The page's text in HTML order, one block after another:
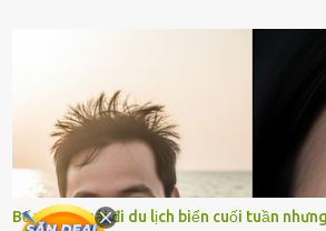
rơi vào khoảng trống vô tận, chẳng còn
ngồi lặng lẽ nhớ về cô ấy. Nhưng cuộc sống
chìm đắm trong đau khổ. Họ hàng, bạn bè
thiết đã đến bên, giúp tôi tổ chức tang lễ chu
ngày giỗ đầu tiên của vợ, 49 ngày sau khi
mãi.Buổi sáng hôm đó, sau khi cúng cơm
sắp xếp lại bàn thờ vợ. Mọi thứ vẫn như mọi
Bố và con gái đi du lịch biển cuối tuần